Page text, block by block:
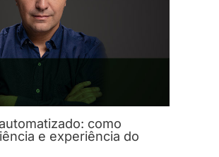
como
e experiência do